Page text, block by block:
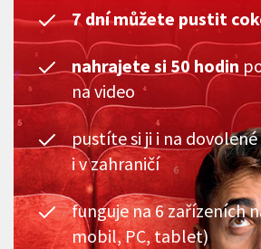
7 dní můžete pustit
nahrajete si 50 hodin
na video
pustíte si ji i na dovolené
i v zahraničí
funguje na 6 zařízeních
mobil, PC, tablet)